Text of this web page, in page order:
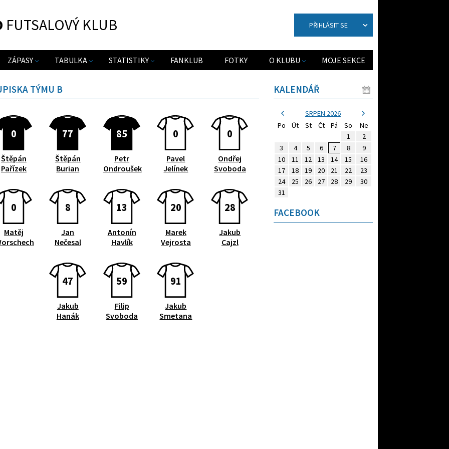
FUTSALOVÝ KLUB PŘIHLÁSIT SE
ZÁPASY TABULKA STATISTIKY FANKLUB FOTKY O KLUBU MOJE SEKCE
TÝMU B
0
Štěpán
Pařízek
77
Štěpán
Burian
85
Petr
Ondroušek
0
Pavel
Jelínek
0
Ondřej
Svoboda
0
Matěj
8
Jan
Nečesal
13
Antonín
Havlík
20
Marek
Vejrosta
28
Jakub
Cajzl
47
Jakub
Hanák
59
Filip
Svoboda
91
Jakub
Smetana
KALENDÁŘ
SRPEN 2026
Po
Út St Čt Pá So
Ne
1
2
3
4 5 6 7 8
9
10
11 12 13 14 15
16
17
18 19 20 21 22
23
24
25 26 27 28 29
30
31
FACEBOOK